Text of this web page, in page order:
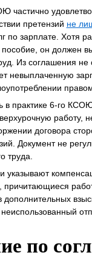
частично
претензий не
по зарплате. Хотя
он должен
Из соглашения не
невыплаченную
в практике 6-го
работу,
договора
Документ не
труда.
указывают
дополнительных
по